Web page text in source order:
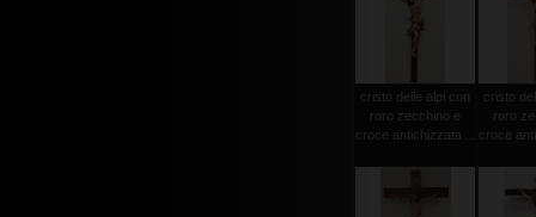
cristo delle alpi con
roro zecchino e
croce antichizzata ...
cristo
roro
croce